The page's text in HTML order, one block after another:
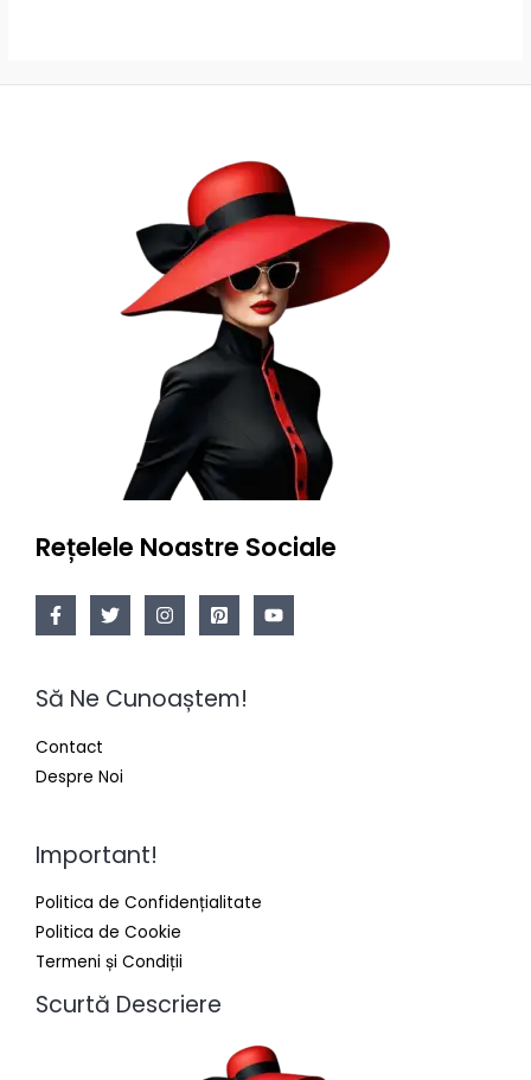
Rețelele Noastre Sociale
Să Ne Cunoaștem!
Contact
Despre Noi
Important!
Politica de Confidențialitate
Politica de Cookie
Termeni și Condiții
Scurtă Descriere